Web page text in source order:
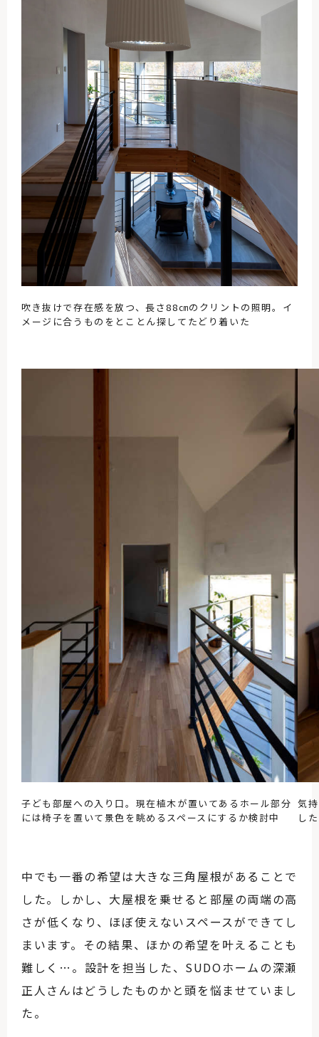
吹き抜けで存在感を放つ、長さ88㎝のクリントの照明。イ
メージに合うものをとことん探してたどり着いた
子ども部屋への入り口。現在植木が置いてあるホール部分
には椅子を置いて景色を眺めるスペースにするか検討中
気
し
中でも一番の希望は大きな三角屋根があることで
した。しかし、大屋根を乗せると部屋の両端の高
さが低くなり、ほぼ使えないスペースができてし
まいます。その結果、ほかの希望を叶えることも
難しく…。設計を担当した、SUDOホームの深瀬
正人さんはどうしたものかと頭を悩ませていまし
た。